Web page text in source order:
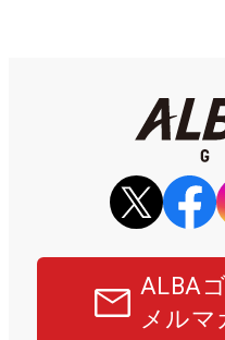
ALBA
メルマ